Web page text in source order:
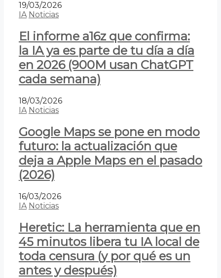
19/03/2026
IA Noticias
El informe a16z que confirma:
la IA ya es parte de tu día a día
en 2026 (900M usan ChatGPT
cada semana)
18/03/2026
IA Noticias
Google Maps se pone en modo
futuro: la actualización que
deja a Apple Maps en el pasado
(2026)
16/03/2026
IA Noticias
Heretic: La herramienta que en
45 minutos libera tu IA local de
toda censura (y por qué es un
antes y después)